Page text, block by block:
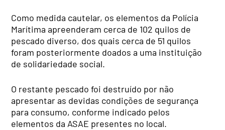
Como medida cautelar, os elementos da Polícia
Marítima apreenderam cerca de 102 quilos de
pescado diverso, dos quais cerca de 51 quilos
foram posteriormente doados a uma instituição
de solidariedade social.
O restante pescado foi destruído por não
apresentar as devidas condições de segurança
para consumo, conforme indicado pelos
elementos da ASAE presentes no local.